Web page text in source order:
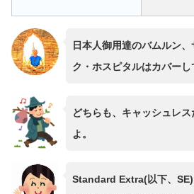
日本人御用達のバムルン
ク・ホスピタルはカバーし
どちらも、キャッシュレ
よ。
Standard Extra(以下、